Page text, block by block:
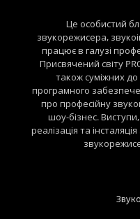
Це особистий
звукорежисера,
працює в галузі
Присвячений світу
також суміжних до
програмного
про професійну
шоу-бізнес.
реалізація та